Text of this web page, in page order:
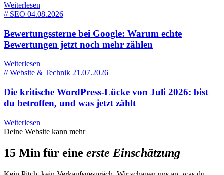
Weiterlesen
// SEO 04.08.2026
Bewertungssterne bei Google: Warum echte
Bewertungen jetzt noch mehr zählen
Weiterlesen
// Website & Technik 21.07.2026
Die kritische WordPress-Lücke von Juli 2026: bist
du betroffen, und was jetzt zählt
Weiterlesen
Deine Website kann mehr
15 Min für eine erste Einschätzung